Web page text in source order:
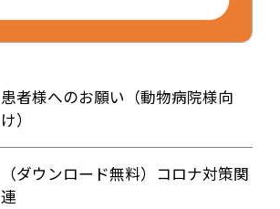
患者様へのお願い（動物病院様向
け）
（ダウンロード無料）コロナ対策関
連